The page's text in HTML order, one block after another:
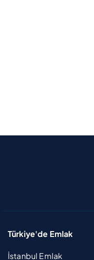
Türkiye'de Emlak
İstanbul Emlak